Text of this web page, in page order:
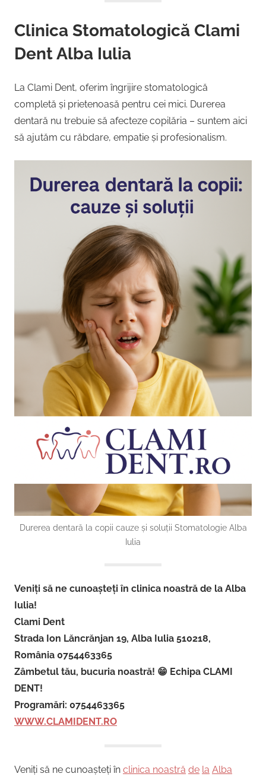
Clinica Stomatologică Clami
Dent Alba Iulia
La Clami Dent, oferim îngrijire stomatologică
completă și prietenoasă pentru cei mici. Durerea
dentară nu trebuie să afecteze copilăria – suntem aici
să ajutăm cu răbdare, empatie și profesionalism.
Durerea dentară la copii cauze și soluții Stomatologie Alba
Iulia
Veniți să ne cunoașteți în clinica noastră de la Alba
Iulia!
Clami Dent
Strada Ion Lăncrănjan 19, Alba Iulia 510218,
România 0754463365
Zâmbetul tău, bucuria noastră! 😁 Echipa CLAMI
DENT!
Programări: 0754463365
WWW.CLAMIDENT.RO
Veniți să ne cunoașteți în clinica noastră de la Alba